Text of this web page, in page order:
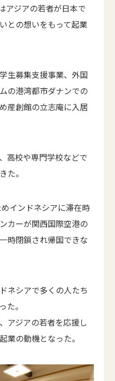
アジアの若者が日本で
との想いをもって起業
生募集支援事業、外国
の港湾都市ダナンでの
産創館の立志庵に入居
高校や専門学校などで
た。
インドネシアに滞在時
カーが関西国際空港の
時閉鎖され帰国できな
ネシアで多くの人たち
た。
アジアの若者を応援し
業の動機となった。